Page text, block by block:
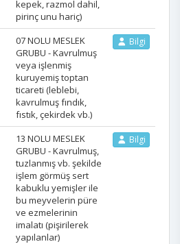
kepek, razmol dahil,
pirinç unu hariç)
07 NOLU MESLEK
GRUBU - Kavrulmuş
veya işlenmiş
kuruyemiş toptan
ticareti (leblebi,
kavrulmuş fındık,
fıstık, çekirdek vb.)
Bilgi
13 NOLU MESLEK
GRUBU - Kavrulmuş,
tuzlanmış vb. şekilde
işlem görmüş sert
kabuklu yemişler ile
bu meyvelerin püre
ve ezmelerinin
imalatı (pişirilerek
yapılanlar)
Bilgi